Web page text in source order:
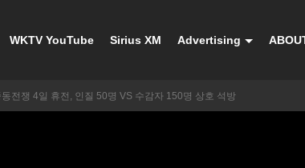
WKTV YouTube Sirius XM Advertising
전쟁 4일 휴전, 인질 50명 VS 수감자 150명 상호 석방